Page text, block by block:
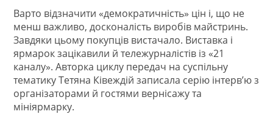
Варто відзначити «демократичність» цін і, що не
менш важливо, досконалість виробів майстринь.
Завдяки цьому покупців вистачало. Виставка і
ярмарок зацікавили й тележурналістів із «21
каналу». Авторка циклу передач на суспільну
тематику Тетяна Ківеждій записала серію інтерв’ю з
організаторами й гостями вернісажу та
мініярмарку.